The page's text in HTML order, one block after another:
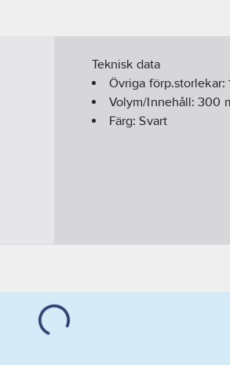
Teknisk data
Övriga förp.storlekar:
Volym/Innehåll:300
Färg:Svart